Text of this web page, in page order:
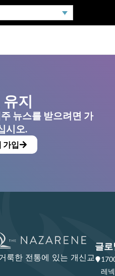
지
뉴스를 받으려면 가
시오.
가입
룩한 전통에 있는 개신교
글로
레